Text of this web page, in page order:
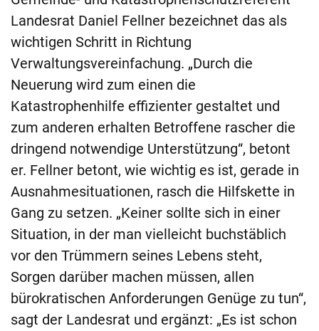
Landesrat Daniel Fellner bezeichnet das als
wichtigen Schritt in Richtung
Verwaltungsvereinfachung. „Durch die
Neuerung wird zum einen die
Katastrophenhilfe effizienter gestaltet und
zum anderen erhalten Betroffene rascher die
dringend notwendige Unterstützung“, betont
er. Fellner betont, wie wichtig es ist, gerade in
Ausnahmesituationen, rasch die Hilfskette in
Gang zu setzen. „Keiner sollte sich in einer
Situation, in der man vielleicht buchstäblich
vor den Trümmern seines Lebens steht,
Sorgen darüber machen müssen, allen
bürokratischen Anforderungen Genüge zu tun“,
sagt der Landesrat und ergänzt: „Es ist schon